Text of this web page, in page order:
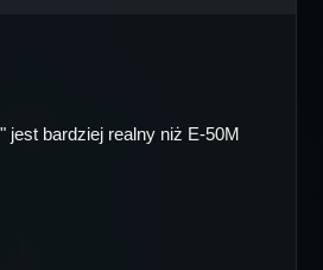
jest bardziej realny niż E-50M